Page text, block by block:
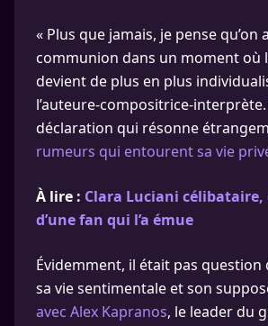
« Plus que jamais, je pense qu’on
communion dans un moment où
devient de plus en plus
l’auteure-compositrice-
déclaration qui résonne
rumeurs qui entourent sa vie
À lire : Clara Luciani célibataire,
d’une fan qui l’a émue
Évidemment, il était pas question
sa vie sentimentale et son
avec Alex Kapranos, le leader du